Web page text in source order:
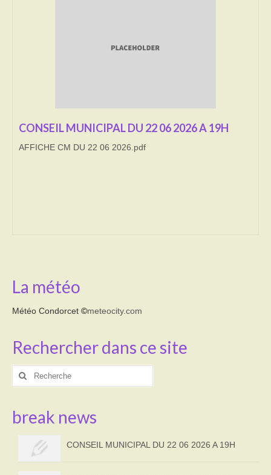
LE BRULAGE DES VEGETAUX
DECHETS VERTS
CONSEIL MUNICIPAL DU 22 06 2026 A 19H
AFFICHE CM DU 22 06 2026.pdf
La météo
Météo Condorcet ©meteocity.com
Rechercher dans ce site
Rechercher
break news
CONSEIL MUNICIPAL DU 22 06 2026 A 19H